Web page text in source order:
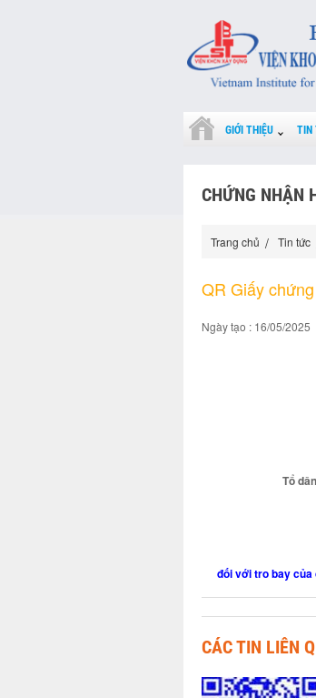
GIỚI THIỆU TIN
CHỨNG NHẬN
Trang chủ Tin tức
QR Giấy
Ngày tạo : 16/05/2025
Tổ
đối với tro bay của
CÁC TIN LIÊN